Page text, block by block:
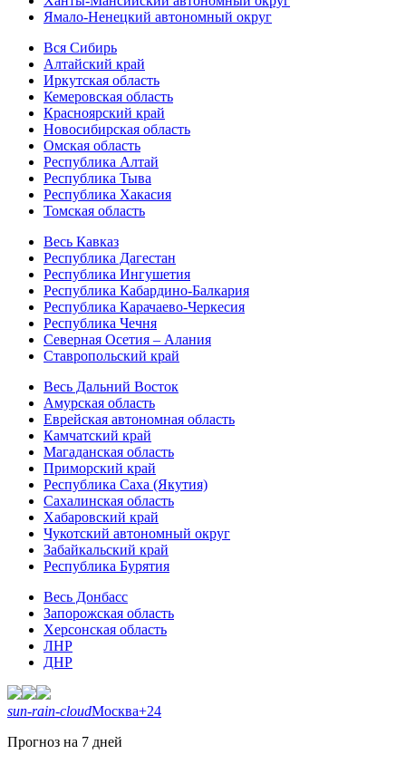
Ямало-Ненецкий автономный округ
Вся Сибирь
Алтайский край
Иркутская область
Кемеровская область
Красноярский край
Новосибирская область
Омская область
Республика Алтай
Республика Тыва
Республика Хакасия
Томская область
Весь Кавказ
Республика Дагестан
Республика Ингушетия
Республика Кабардино-Балкария
Республика Карачаево-Черкесия
Республика Чечня
Северная Осетия – Алания
Ставропольский край
Весь Дальний Восток
Амурская область
Еврейская автономная область
Камчатский край
Магаданская область
Приморский край
Республика Саха (Якутия)
Сахалинская область
Хабаровский край
Чукотский автономный округ
Забайкальский край
Республика Бурятия
Весь Донбасс
Запорожская область
Херсонская область
ЛНР
ДНР
sun-rain-cloudМосква+24
Прогноз на 7 дней